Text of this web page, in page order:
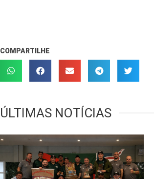
COMPARTILHE
ÚLTIMAS NOTÍCIAS